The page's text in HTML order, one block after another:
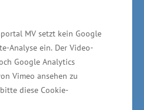
MV setzt kein Google
Analyse ein. Der Video-
Google Analytics
Vimeo ansehen zu
diese Cookie-
auch im Bereich
sagte Schulte.